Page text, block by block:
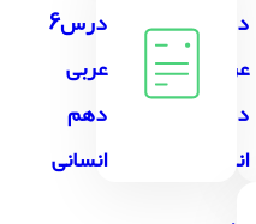
درس5
عربی
دهم
انسانی
درس6
عربی
دهم
انسانی